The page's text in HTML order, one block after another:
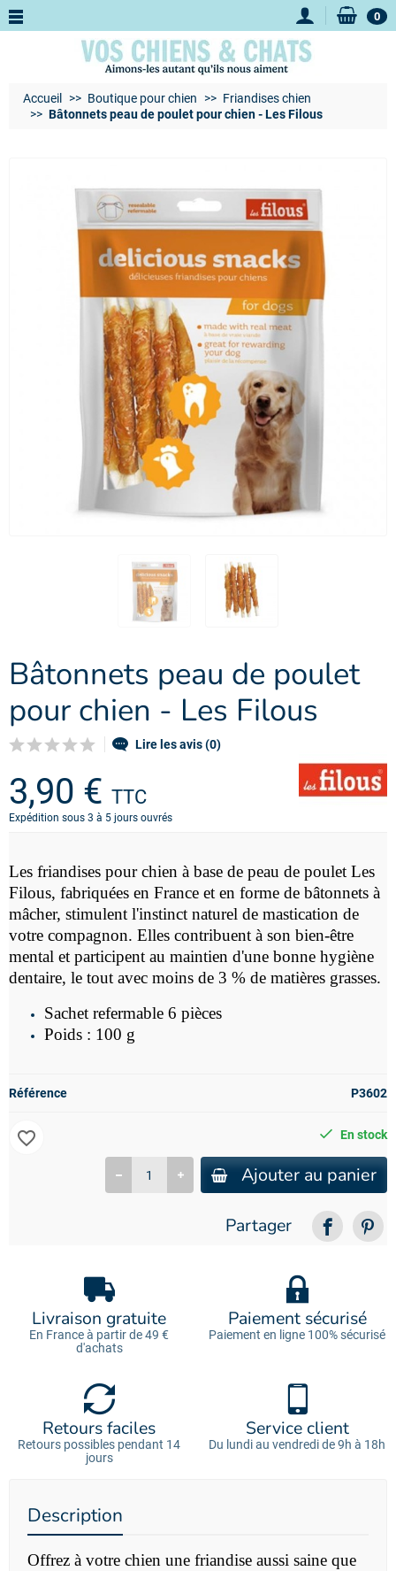
0
Accueil Boutique pour chien
Friandises chien
Bâtonnets peau de poulet pour chien - Les Filous
Bâtonnets peau de poulet
pour chien - Les Filous
Lire les avis (0)
3,90 € TTC
Expédition sous 3 à 5 jours ouvrés
Les friandises pour chien à base de peau de poulet Les
Filous, fabriquées en France et en forme de bâtonnets à
mâcher, stimulent l'instinct naturel de mastication de
votre compagnon. Elles contribuent à son bien-être
mental et participent au maintien d'une bonne hygiène
dentaire, le tout avec moins de 3 % de matières grasses.
Sachet refermable 6 pièces
Poids : 100 g
Référence P3602
En stock
Ajouter au panier
favorite_border
Partager
Livraison gratuite
En France à partir de 49 €
d'achats
Paiement sécurisé
Paiement en ligne 100% sécurisé
Retours faciles
Retours possibles pendant 14
jours
Service client
Du lundi au vendredi de 9h à 18h
Description
Offrez à votre chien une friandise aussi saine que